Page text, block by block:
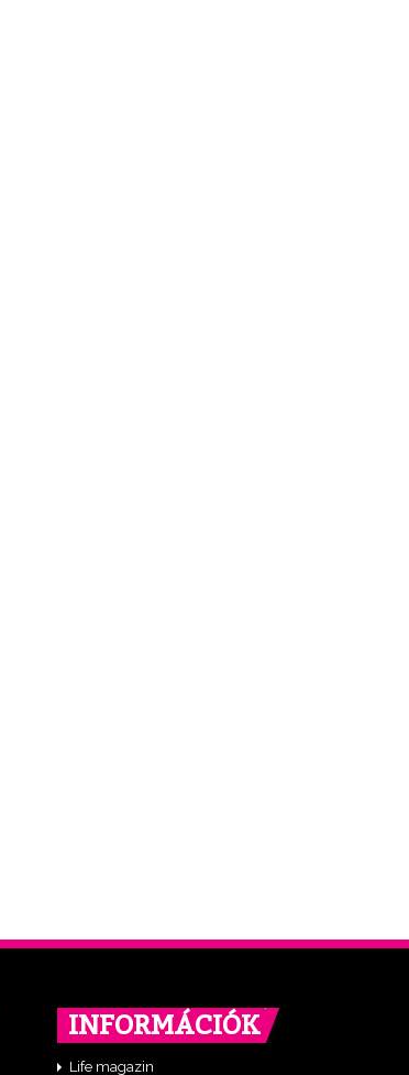
INFORMÁCIÓK
Life magazin